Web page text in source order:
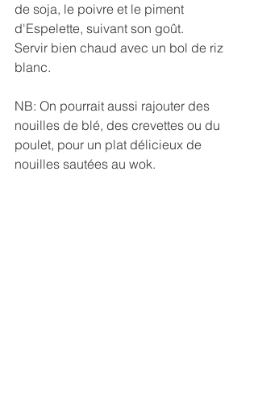
de soja, le poivre et le piment
d'Espelette, suivant son goût.
Servir bien chaud avec un bol de riz
blanc.
NB: On pourrait aussi rajouter des
nouilles de blé, des crevettes ou du
poulet, pour un plat délicieux de
nouilles sautées au wok.